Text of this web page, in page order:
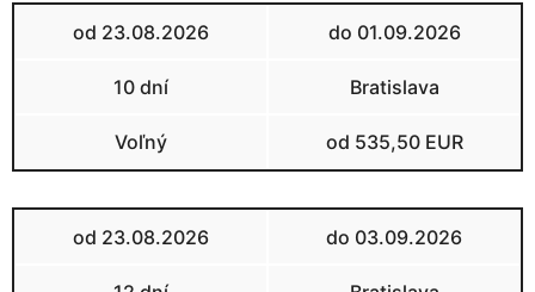
od 23.08.2026 do 01.09.2026
10 dní Bratislava
Voľný od 535,50 EUR
od 23.08.2026 do 03.09.2026